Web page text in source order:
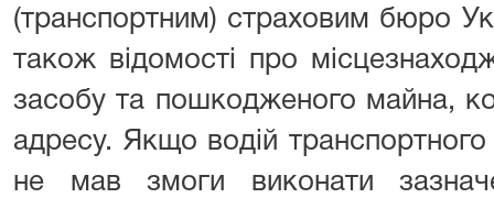
(транспортним) страховим
також відомості про
засобу та пошкодженого майна,
адресу. Якщо водій
не мав змоги виконати